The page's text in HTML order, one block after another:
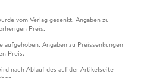
vom Verlag gesenkt. Angaben zu
Preis.
Angaben zu Preissenkungen
Preis.
nach Ablauf des auf der Artikelseite